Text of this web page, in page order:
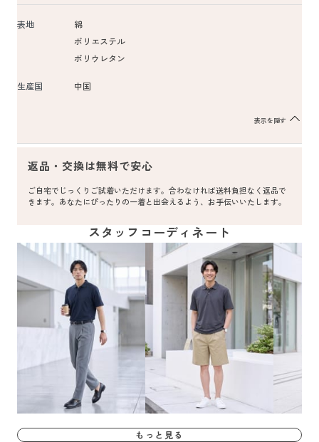
表地
綿
ポリエステル
ポリウレタン
生産国 中国
表示を隠す
返品・交換は無料で安心
ご自宅でじっくりご試着いただけます。合わなければ送料負担なく返品で
きます。あなたにぴったりの一着と出会えるよう、お手伝いいたします。
スタッフコーディネート
もっと見る